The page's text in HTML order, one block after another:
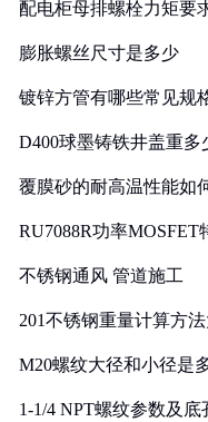
配电柜母排螺栓力矩要
膨胀螺丝尺寸是多少
镀锌方管有哪些常见规
D400球墨铸铁井盖重多
覆膜砂的耐高温性能如
RU7088R功率
不锈钢通风 管道施工
201不锈钢重量计算方
M20螺纹大径和小径是
1-1/4 NPT螺纹参数及